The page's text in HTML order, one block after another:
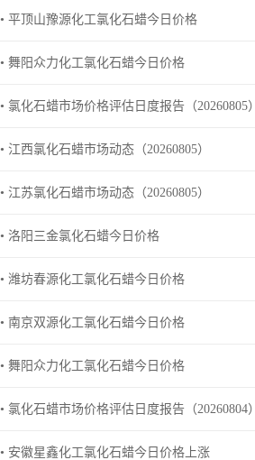
• 平顶山豫源化工氯化石蜡今日价格
• 舞阳众力化工氯化石蜡今日价格
• 氯化石蜡市场价格评估日度报告（20260805）
• 江西氯化石蜡市场动态（20260805）
• 江苏氯化石蜡市场动态（20260805）
• 洛阳三金氯化石蜡今日价格
• 潍坊春源化工氯化石蜡今日价格
• 南京双源化工氯化石蜡今日价格
• 舞阳众力化工氯化石蜡今日价格
• 氯化石蜡市场价格评估日度报告（20260804）
• 安徽星鑫化工氯化石蜡今日价格上涨